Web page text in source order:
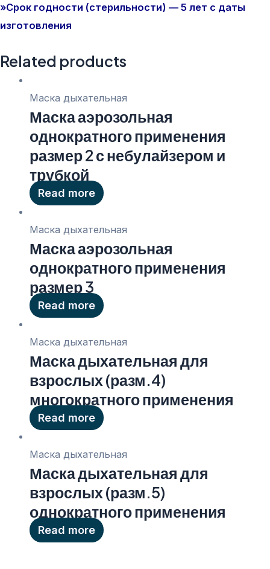
»Срок годности (стерильности) — 5 лет с даты
изготовления
Related products
Маска дыхательная
Маска аэрозольная
однократного применения
размер 2 с небулайзером и
трубкой
Read more
Маска дыхательная
Маска аэрозольная
однократного применения
размер 3
Read more
Маска дыхательная
Маска дыхательная для
взрослых (разм.4)
многократного применения
Read more
Маска дыхательная
Маска дыхательная для
взрослых (разм.5)
однократного применения
Read more